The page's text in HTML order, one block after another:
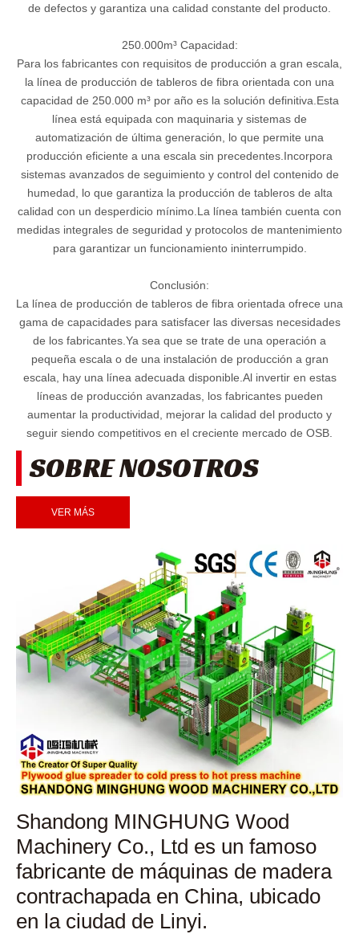
de defectos y garantiza una calidad constante del producto.
250.000m³ Capacidad:
Para los fabricantes con requisitos de producción a gran escala,
la línea de producción de tableros de fibra orientada con una
capacidad de 250.000 m³ por año es la solución definitiva.Esta
línea está equipada con maquinaria y sistemas de
automatización de última generación, lo que permite una
producción eficiente a una escala sin precedentes.Incorpora
sistemas avanzados de seguimiento y control del contenido de
humedad, lo que garantiza la producción de tableros de alta
calidad con un desperdicio mínimo.La línea también cuenta con
medidas integrales de seguridad y protocolos de mantenimiento
para garantizar un funcionamiento ininterrumpido.
Conclusión:
La línea de producción de tableros de fibra orientada ofrece una
gama de capacidades para satisfacer las diversas necesidades
de los fabricantes.Ya sea que se trate de una operación a
pequeña escala o de una instalación de producción a gran
escala, hay una línea adecuada disponible.Al invertir en estas
líneas de producción avanzadas, los fabricantes pueden
aumentar la productividad, mejorar la calidad del producto y
seguir siendo competitivos en el creciente mercado de OSB.
SOBRE NOSOTROS
VER MÁS
Shandong MINGHUNG Wood
Machinery Co., Ltd es un famoso
fabricante de máquinas de madera
contrachapada en China, ubicado
en la ciudad de Linyi.